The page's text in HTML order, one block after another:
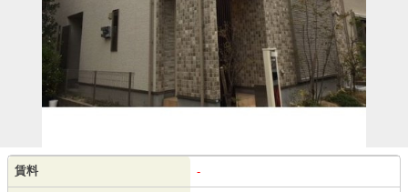
賃料 -